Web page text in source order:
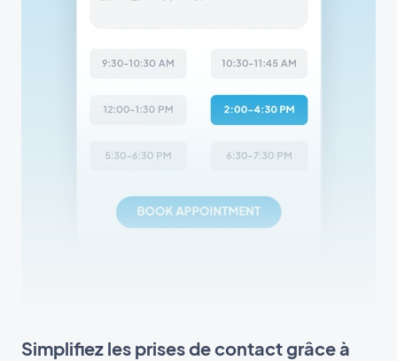
Simplifiez les prises de contact grâce à